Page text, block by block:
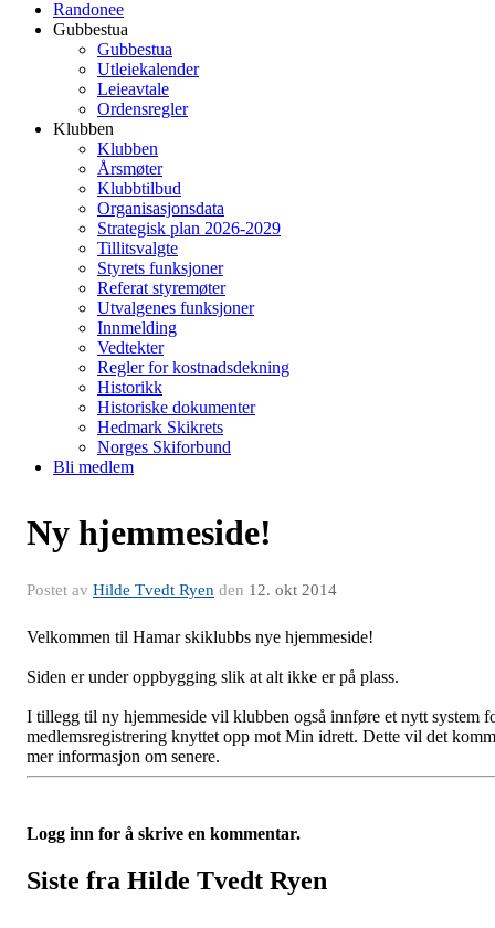
Randonee
Gubbestua
Gubbestua
Utleiekalender
Leieavtale
Ordensregler
Klubben
Klubben
Årsmøter
Klubbtilbud
Organisasjonsdata
Strategisk plan 2026-2029
Tillitsvalgte
Styrets funksjoner
Referat styremøter
Utvalgenes funksjoner
Innmelding
Vedtekter
Regler for kostnadsdekning
Historikk
Historiske dokumenter
Hedmark Skikrets
Norges Skiforbund
Bli medlem
Ny hjemmeside!
Postet av Hilde Tvedt Ryen den 12. okt 2014
Velkommen til Hamar skiklubbs nye hjemmeside!
Siden er under oppbygging slik at alt ikke er på plass.
I tillegg til ny hjemmeside vil klubben også innføre et nytt system
medlemsregistrering knyttet opp mot Min idrett. Dette vil det
mer informasjon om senere.
Logg inn for å skrive en kommentar.
Siste fra Hilde Tvedt Ryen